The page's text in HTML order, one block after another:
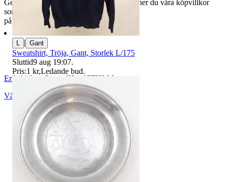
Genom att buda på våra annonser godkänner du våra köpvillkor
som du hittar
på vår infosida här på Tradera.
ErikshjälpenSecondHandSTHLM
Vårby
Sverige
| Gant
Sweatshirt, Tröja, Gant, Storlek L/175
Sluttid9 aug 19:07.
Pris:1 kr,Ledande bud.